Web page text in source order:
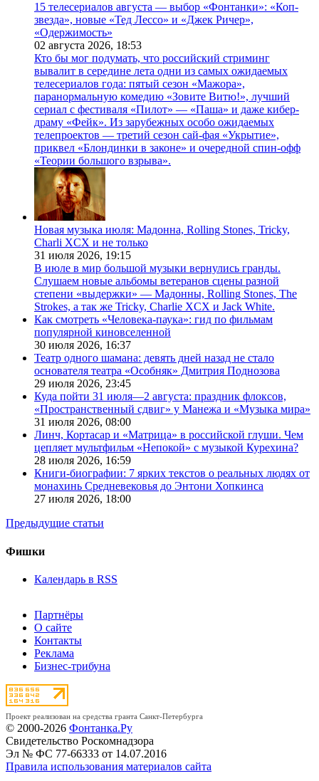
15 телесериалов августа — выбор «Фонтанки»: «Коп-
звезда», новые «Тед Лессо» и «Джек Ричер»,
«Одержимость»
02 августа 2026, 18:53
Кто бы мог подумать, что российский стриминг
вывалит в середине лета одни из самых ожидаемых
телесериалов года: пятый сезон «Мажора»,
паранормальную комедию «Зовите Витю!», лучший
сериал с фестиваля «Пилот» — «Паша» и даже кибер-
драму «Фейк». Из зарубежных особо ожидаемых
телепроектов — третий сезон сай-фая «Укрытие»,
приквел «Блондинки в законе» и очередной спин-офф
«Теории большого взрыва».
Новая музыка июля: Мадонна, Rolling Stones, Tricky,
Charli XCX и не только
31 июля 2026, 19:15
В июле в мир большой музыки вернулись гранды.
Слушаем новые альбомы ветеранов сцены разной
степени «выдержки» — Мадонны, Rolling Stones, The
Strokes, а так же Tricky, Charlie XCX и Jack White.
Как смотреть «Человека-паука»: гид по фильмам
популярной киновселенной
30 июля 2026, 16:37
Театр одного шамана: девять дней назад не стало
основателя театра «Особняк» Дмитрия Поднозова
29 июля 2026, 23:45
Куда пойти 31 июля—2 августа: праздник флоксов,
«Пространственный сдвиг» у Манежа и «Музыка мира»
31 июля 2026, 08:00
Линч, Кортасар и «Матрица» в российской глуши. Чем
цепляет мультфильм «Непокой» с музыкой Курехина?
28 июля 2026, 16:59
Книги-биографии: 7 ярких текстов о реальных людях от
монахинь Средневековья до Энтони Хопкинса
27 июля 2026, 18:00
Предыдущие статьи
Фишки
Календарь в RSS
Партнёры
О сайте
Контакты
Реклама
Бизнес-трибуна
Проект реализован на средства гранта Санкт-Петербурга
© 2000-2026 Фонтанка.Ру
Свидетельство Роскомнадзора
Эл № ФС 77-66333 от 14.07.2016
Правила использования материалов сайта